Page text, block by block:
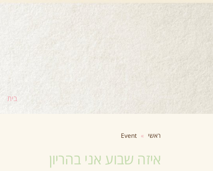
בית
ראשי »
Event
איזה שבוע אני בהריון